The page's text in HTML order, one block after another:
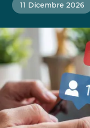
11 Dicembre 2026